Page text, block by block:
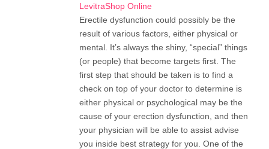
LevitraShop Online
Erectile dysfunction could possibly be the
result of various factors, either physical or
mental. It’s always the shiny, “special” things
(or people) that become targets first. The
first step that should be taken is to find a
check on top of your doctor to determine is
either physical or psychological may be the
cause of your erection dysfunction, and then
your physician will be able to assist advise
you inside best strategy for you. One of the